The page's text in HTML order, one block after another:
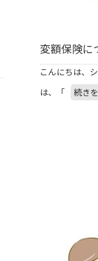
変額保険に
こんにちは、
は、「
続き